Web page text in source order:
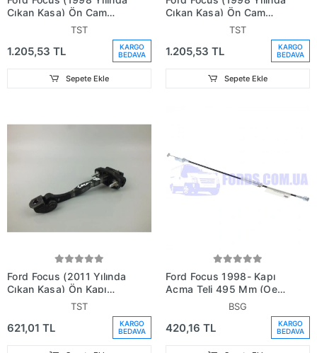
Çıkan Kasa) Ön Cam
Krikosu Elektrikli Sağ
Me98Aba03100Ma)
TST
1.205,53 TL
KARGO
BEDAVA
Sepete Ekle
Çıkan Kasa) Ön Cam
Krikosu Elektrikli Sol
Me98Aba03100Ea)
TST
1.205,53 TL
KARGO
BEDAVA
Sepete Ekle
Ford Focus (2011 Yılında
Çıkan Kasa) Ön Kapı
Gergisi (Oem No:
TST
621,01 TL
KARGO
BEDAVA
Ford Focus 1998- Kapı
Açma Teli 495 Mm (Oem
No:Xs41B218A01Ac)
BSG
420,16 TL
KARGO
BEDAVA